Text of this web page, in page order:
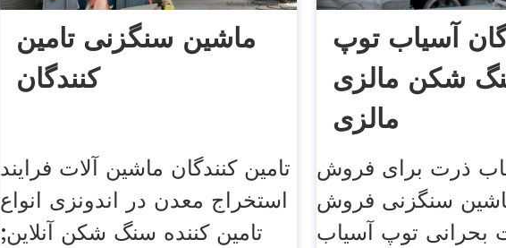
ماشین سنگزنی تامین
کنندگان
تامین کنندگان ماشین آلات فرایند
استخراج معدن در اندونزی انواع
تامین کننده سنگ شکن آنلاین;
آسیاب توپ
شکن مالزی
مالزی
ذرت برای فروش
سنگزنی فروش
توپ آسیاب